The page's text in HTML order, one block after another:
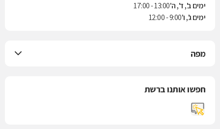
ימים ב', ד', ה'13:00 - 17:00
ימים ג', ו'9:00 - 12:00
מפה
חפשו אותנו ברשת